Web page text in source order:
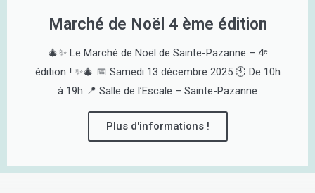
Marché de Noël 4 ème édition
🎄✨ Le Marché de Noël de Sainte-Pazanne – 4ᵉ
édition ! ✨🎄 📅 Samedi 13 décembre 2025 🕙 De 10h
à 19h 📍 Salle de l’Escale – Sainte-Pazanne
Plus d'informations !